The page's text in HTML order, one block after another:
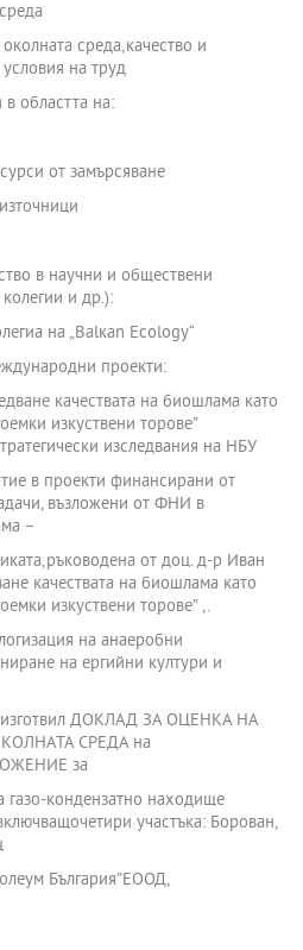
среда,качество и
на труд
областта на:
от замърсяване
в научни и обществени
и др.):
на „Balкan Ecology“
проекти:
качествата на биошлама като
изкуствени торове”
изследвания на НБУ
в проекти финансирани от
възложени от ФНИ в
–
от доц. д-р Иван
качествата на биошлама като
изкуствени торове” ,.
на анаеробни
на ергийни култури и
изготвил ДОКЛАД ЗА ОЦЕНКА НА
СРЕДА на
за
газо-кондензатно находище
участъка: Борован,
България”ЕООД,